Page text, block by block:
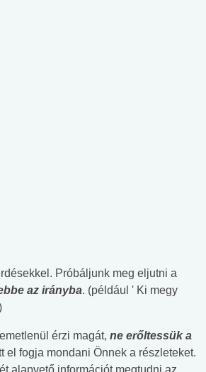
Próbáljunk meg eljutni a
az irányba. (például ' Ki megy
érzi magát, ne erőltessük a
fogja mondani Önnek a részleteket.
alapvető információt megtudni az